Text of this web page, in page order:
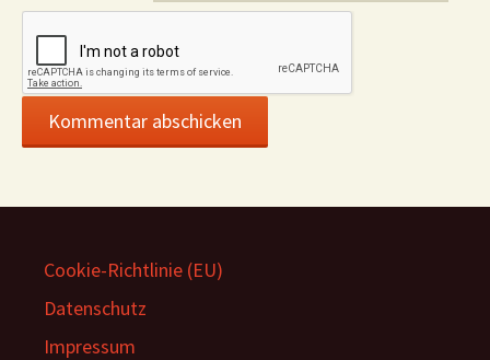
Cookie-Richtlinie (EU)
Datenschutz
Impressum